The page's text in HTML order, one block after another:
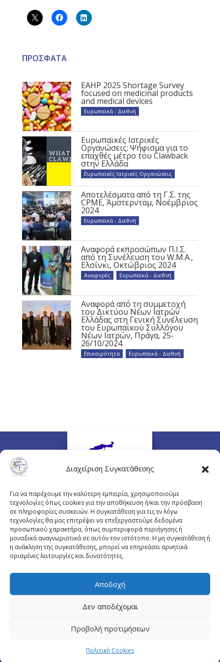
Διαχείριση Συγκατάθεσης
Για να παρέχουμε την καλύτερη εμπειρία, χρησιμοποιούμε
τεχνολογίες όπως cookies για την αποθήκευση ή/και την πρόσβαση
σε πληροφορίες συσκευών. Η συγκατάθεση για τις εν λόγω
τεχνολογίες θα μας επιτρέψει να επεξεργαστούμε δεδομένα
προσωπικού χαρακτήρα, όπως συμπεριφορά περιήγησης ή
μοναδικά αναγνωριστικά σε αυτόν τον ιστότοπο. Η μη συγκατάθεση ή
η ανάκληση της συγκατάθεσης, μπορεί να επηρεάσει αρνητικά
ορισμένες λειτουργίες και δυνατότητες.
Αποδοχή
Δεν αποδέχομαι
Προβολή προτιμήσεων
Πολιτική Cookies
ΠΡΟΣΦΑΤΑ
EAHP 2025 Shortage Survey
focused on medicinal products
and medical devices
Ευρωπαϊκά - Διεθνή
Ευρωπαϊκές Ιατρικές
Οργανώσεις: Ψήφισμα για το
επαχθές μέτρο του Clawback
στην Ελλάδα
Ευρωπαϊκές Ιατρικές Οργανώσεις
Αποτελέσματα από τη Γ.Σ. της
CPME, Άμστερνταμ, Νοέμβριος
2024
Ευρωπαϊκά - Διεθνή
Αναφορά εκπροσώπων Π.Ι.Σ.
από τη Συνέλευση του W.M.A.,
Ελσίνκι, Οκτώβριος 2024
Αναφορές Ευρωπαϊκά - Διεθνή
Αναφορά από τη συμμετοχή
του Δικτύου Νέων Ιατρών
Ελλάδας στη Γενική Συνέλευση
του Ευρωπαϊκού Συλλόγου
Νέων Ιατρών, Πράγα, 25-
26/10/2024
Επικαιρότητα Ευρωπαϊκά - Διεθνή
Πλουτάρχου 3, 10675 Αθήνα
Email επικοινωνίας:pisinfo@pis.gr
© Copyright pis.gr 2019 - Designed & Hosted by